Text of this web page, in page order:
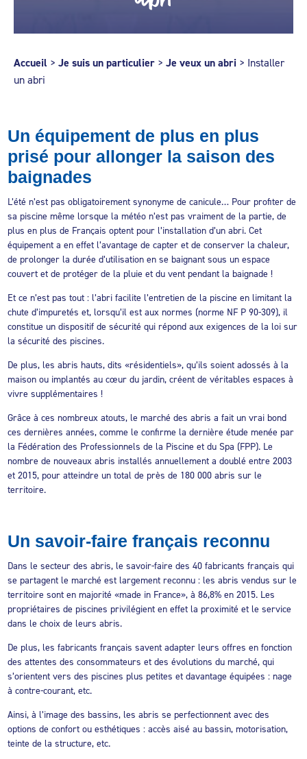
Accueil > Je suis un particulier > Je veux un abri > Installer
un abri
Un équipement de plus en plus
prisé pour allonger la saison des
baignades
L’été n’est pas obligatoirement synonyme de canicule… Pour profiter de
sa piscine même lorsque la météo n’est pas vraiment de la partie, de
plus en plus de Français optent pour l’installation d’un abri. Cet
équipement a en effet l’avantage de capter et de conserver la chaleur,
de prolonger la durée d’utilisation en se baignant sous un espace
couvert et de protéger de la pluie et du vent pendant la baignade !
Et ce n’est pas tout : l’abri facilite l’entretien de la piscine en limitant la
chute d’impuretés et, lorsqu’il est aux normes (norme NF P 90-309), il
constitue un dispositif de sécurité qui répond aux exigences de la loi sur
la sécurité des piscines.
De plus, les abris hauts, dits «résidentiels», qu’ils soient adossés à la
maison ou implantés au cœur du jardin, créent de véritables espaces à
vivre supplémentaires !
Grâce à ces nombreux atouts, le marché des abris a fait un vrai bond
ces dernières années, comme le confirme la dernière étude menée par
la Fédération des Professionnels de la Piscine et du Spa (FPP). Le
nombre de nouveaux abris installés annuellement a doublé entre 2003
et 2015, pour atteindre un total de près de 180 000 abris sur le
territoire.
Un savoir-faire français reconnu
Dans le secteur des abris, le savoir-faire des 40 fabricants français qui
se partagent le marché est largement reconnu : les abris vendus sur le
territoire sont en majorité «made in France», à 86,8% en 2015. Les
propriétaires de piscines privilégient en effet la proximité et le service
dans le choix de leurs abris.
De plus, les fabricants français savent adapter leurs offres en fonction
des attentes des consommateurs et des évolutions du marché, qui
s’orientent vers des piscines plus petites et davantage équipées : nage
à contre-courant, etc.
Ainsi, à l’image des bassins, les abris se perfectionnent avec des
options de confort ou esthétiques : accès aisé au bassin, motorisation,
teinte de la structure, etc.